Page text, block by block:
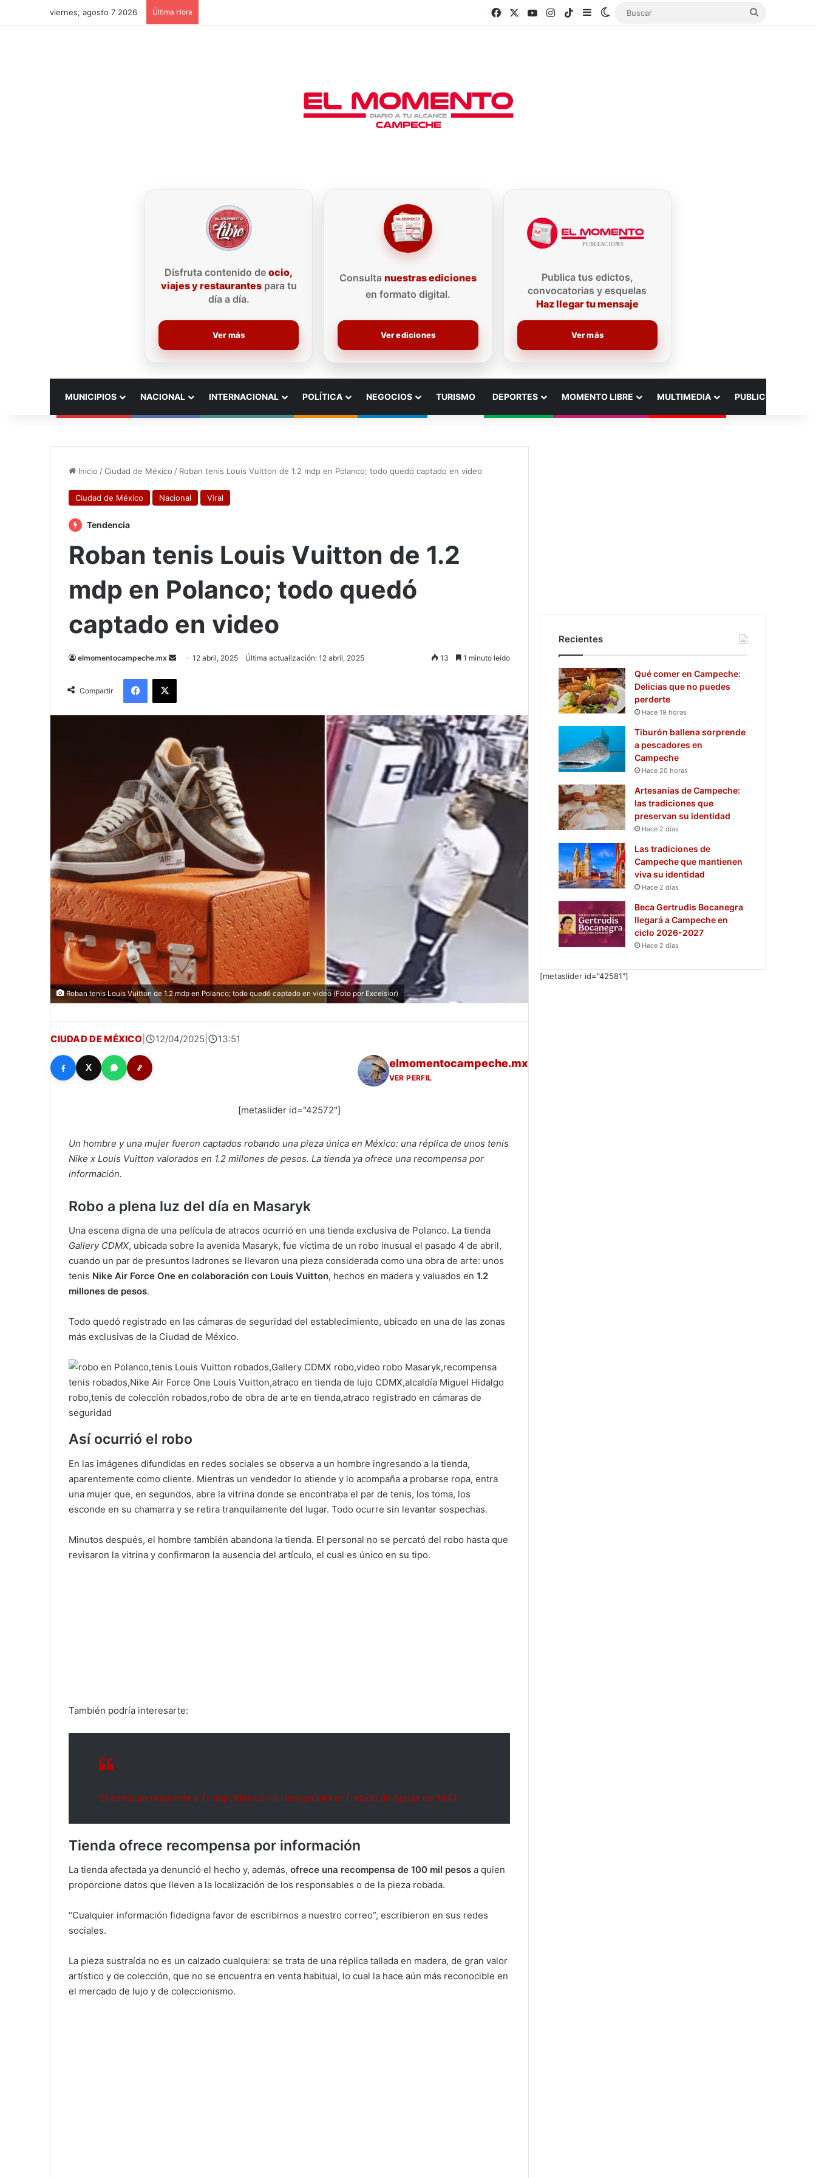
viernes, agosto 7 2026 Última Hora FacebookYouTubeInstagram
TikTokSidebarSwitch skin Buscar
Disfruta contenido deocio,
viajes y restaurantespara tu
día a día.
Ver más
Consulta nuestras ediciones
en formato digital.
Ver ediciones
Publica tus edictos,
convocatorias y esquelas
Haz llegar tu mensaje
Ver más
MUNICIPIOS NACIONAL INTERNACIONAL POLÍTICA NEGOCIOS TURISMO DEPORTES MOMENTO LIBRE MULTIMEDIA PUBLICIDAD
Inicio / Ciudad de México / Roban tenis Louis Vuitton de 1.2 mdp en Polanco; todo quedó captado en video
Ciudad de México Nacional Viral
Tendencia
Roban tenis Louis Vuitton de 1.2
mdp en Polanco; todo quedó
captado en video
elmomentocampeche.mx
Send12 abril, 2025 Última actualización: 12 abril, 2025 13 1 minuto leído
Compartir
Facebook
X
Roban tenis Louis Vuitton de 1.2 mdp en Polanco; todo quedó captado en video (Foto por Excelsior)
CIUDAD DE MÉXICO 12/04/2025 13:51
X elmomentocampeche.mx
VER PERFIL
[metaslider id="42572"]
Un hombre y una mujer fueron captados robando una pieza única en México: una réplica de unos tenis
Nike x Louis Vuitton valorados en 1.2 millones de pesos. La tienda ya ofrece una recompensa por
información.
Robo a plena luz del día en Masaryk
Una escena digna de una película de atracos ocurrió en una tienda exclusiva de Polanco. La tienda
Gallery CDMX, ubicada sobre la avenida Masaryk, fue víctima de un robo inusual el pasado 4 de abril,
cuando un par de presuntos ladrones se llevaron una pieza considerada como una obra de arte: unos
tenis Nike Air Force One en colaboración con Louis Vuitton, hechos en madera y valuados en1.2
millones de pesos.
Todo quedó registrado en las cámaras de seguridad del establecimiento, ubicado en una de las zonas
más exclusivas de la Ciudad de México.
Así ocurrió el robo
En las imágenes difundidas en redes sociales se observa a un hombre ingresando a la tienda,
aparentemente como cliente. Mientras un vendedor lo atiende y lo acompaña a probarse ropa, entra
una mujer que, en segundos, abre la vitrina donde se encontraba el par de tenis, los toma, los
esconde en su chamarra y se retira tranquilamente del lugar. Todo ocurre sin levantar sospechas.
Minutos después, el hombre también abandona la tienda. El personal no se percató del robo hasta que
revisaron la vitrina y confirmaron la ausencia del artículo, el cual es único en su tipo.
También podría interesarte:
Sheinbaum responde a Trump: México no renegociará el Tratado de Aguas de 1944
Tienda ofrece recompensa por información
La tienda afectada ya denunció el hecho y, además,ofrece una recompensa de 100 mil pesos a quien
proporcione datos que lleven a la localización de los responsables o de la pieza robada.
“Cualquier información fidedigna favor de escribirnos a nuestro correo”, escribieron en sus redes
sociales.
La pieza sustraída no es un calzado cualquiera: se trata de una réplica tallada en madera, de gran valor
artístico y de colección, que no se encuentra en venta habitual, lo cual la hace aún más reconocible en
el mercado de lujo y de coleccionismo.
Recientes
Qué comer en Campeche:
Delicias que no puedes
perderte
Hace 19 horas
Tiburón ballena sorprende
a pescadores en
Campeche
Hace 20 horas
Artesanías de Campeche:
las tradiciones que
preservan su identidad
Hace 2 días
Las tradiciones de
Campeche que mantienen
viva su identidad
Hace 2 días
Beca Gertrudis Bocanegra
llegará a Campeche en
ciclo 2026-2027
Hace 2 días
[metaslider id="42581"]